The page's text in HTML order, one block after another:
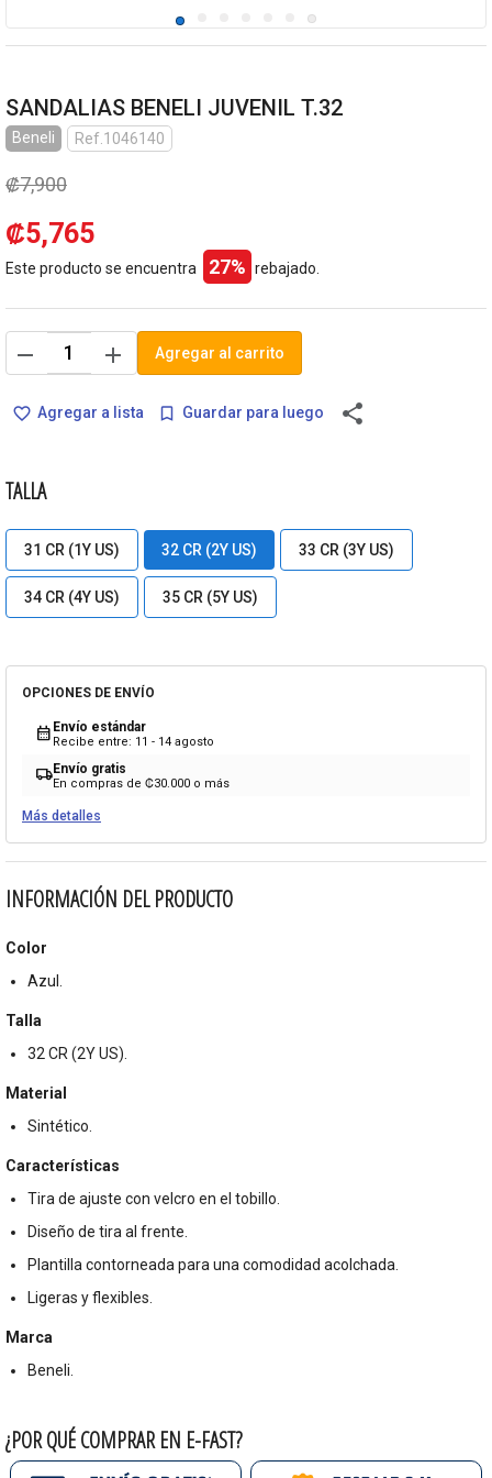
SANDALIAS BENELI JUVENIL T.32
Beneli Ref.1046140
₡7,900
₡5,765
Este producto se encuentra 27% rebajado.
remove add Agregar al carrito
favorite_border Agregar a lista bookmark_border Guardar para luego share
TALLA
31 CR (1Y US) 32 CR (2Y US) 33 CR (3Y US)
34 CR (4Y US) 35 CR (5Y US)
OPCIONES DE ENVÍO
calendar_month Envío estándar
Recibe entre: 11 - 14 agosto
local_shippingEnvío gratis
En compras de ₡30.000 o más
Más detalles
INFORMACIÓN DEL PRODUCTO
Color
Azul.
Talla
32 CR (2Y US).
Material
Sintético.
Características
Tira de ajuste con velcro en el tobillo.
Diseño de tira al frente.
Plantilla contorneada para una comodidad acolchada.
Ligeras y flexibles.
Marca
Beneli.
¿POR QUÉ COMPRAR EN E-FAST?